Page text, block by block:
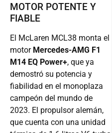
MOTOR POTENTE Y
FIABLE
El McLaren MCL38 monta el
motor Mercedes-AMG F1
M14 EQ Power+, que ya
demostró su potencia y
fiabilidad en el monoplaza
campeón del mundo de
2023. El propulsor alemán,
que cuenta con una unidad